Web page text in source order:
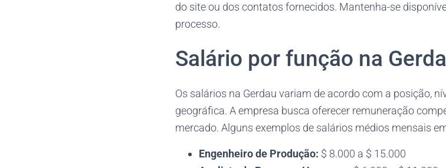
do site ou dos contatos fornecidos. Mantenha-se
processo.
Salário por função na
Os salários na Gerdau variam de acordo com a posição,
geográfica. A empresa busca oferecer remuneração
mercado. Alguns exemplos de salários médios mensais
Engenheiro de Produção: $ 8.000 a $ 15.000